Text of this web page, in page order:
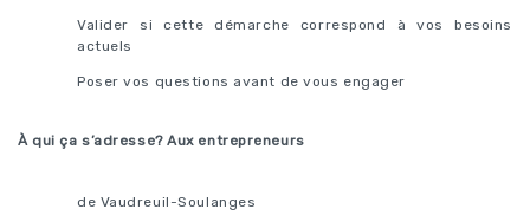
Valider si cette démarche correspond à vos besoins
actuels
Poser vos questions avant de vous engager
À qui ça s’adresse? Aux entrepreneurs
de Vaudreuil-Soulanges